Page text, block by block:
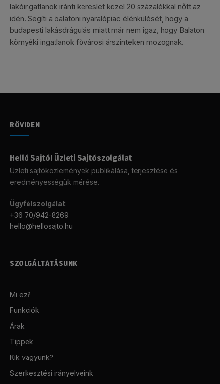
lakóingatlanok iránti kereslet közel 20 százalékkal nőtt az
idén. Segíti a balatoni nyaralópiac élénkülését, hogy a
budapesti lakásdrágulás miatt már nem igaz, hogy Balaton
környéki ingatlanok fővárosi árszinteken mozognak.
RÖVIDEN
Helló Sajtó! Üzleti Sajtószolgálat
Üzleti sajtóközlemények publikálása, terjesztése és
eredményességük mérése.
Ügyfélszolgálat:
+36 70/942-8269
hello@hellosajto.hu
SZOLGÁLTATÁSUNK
Mi ez?
Funkciók
Árak
Tippek
Kik vagyunk?
Szerkesztési irányelveink